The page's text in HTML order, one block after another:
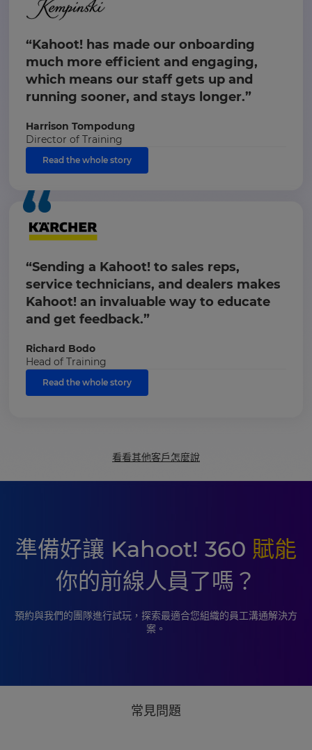
“Kahoot! has made our onboarding
much more efficient and engaging,
which means our staff gets up and
running sooner, and stays longer.”
Harrison Tompodung
Director of Training
Read the whole story
“Sending a Kahoot! to sales reps,
service technicians, and dealers makes
Kahoot! an invaluable way to educate
and get feedback.”
Richard Bodo
Head of Training
Read the whole story
看看其他客戶怎麼說
準備好讓 Kahoot! 360 賦能
你的前線人員了嗎？
預約與我們的團隊進行試玩，探索最適合您組織的員工溝通解決方
案。
常見問題